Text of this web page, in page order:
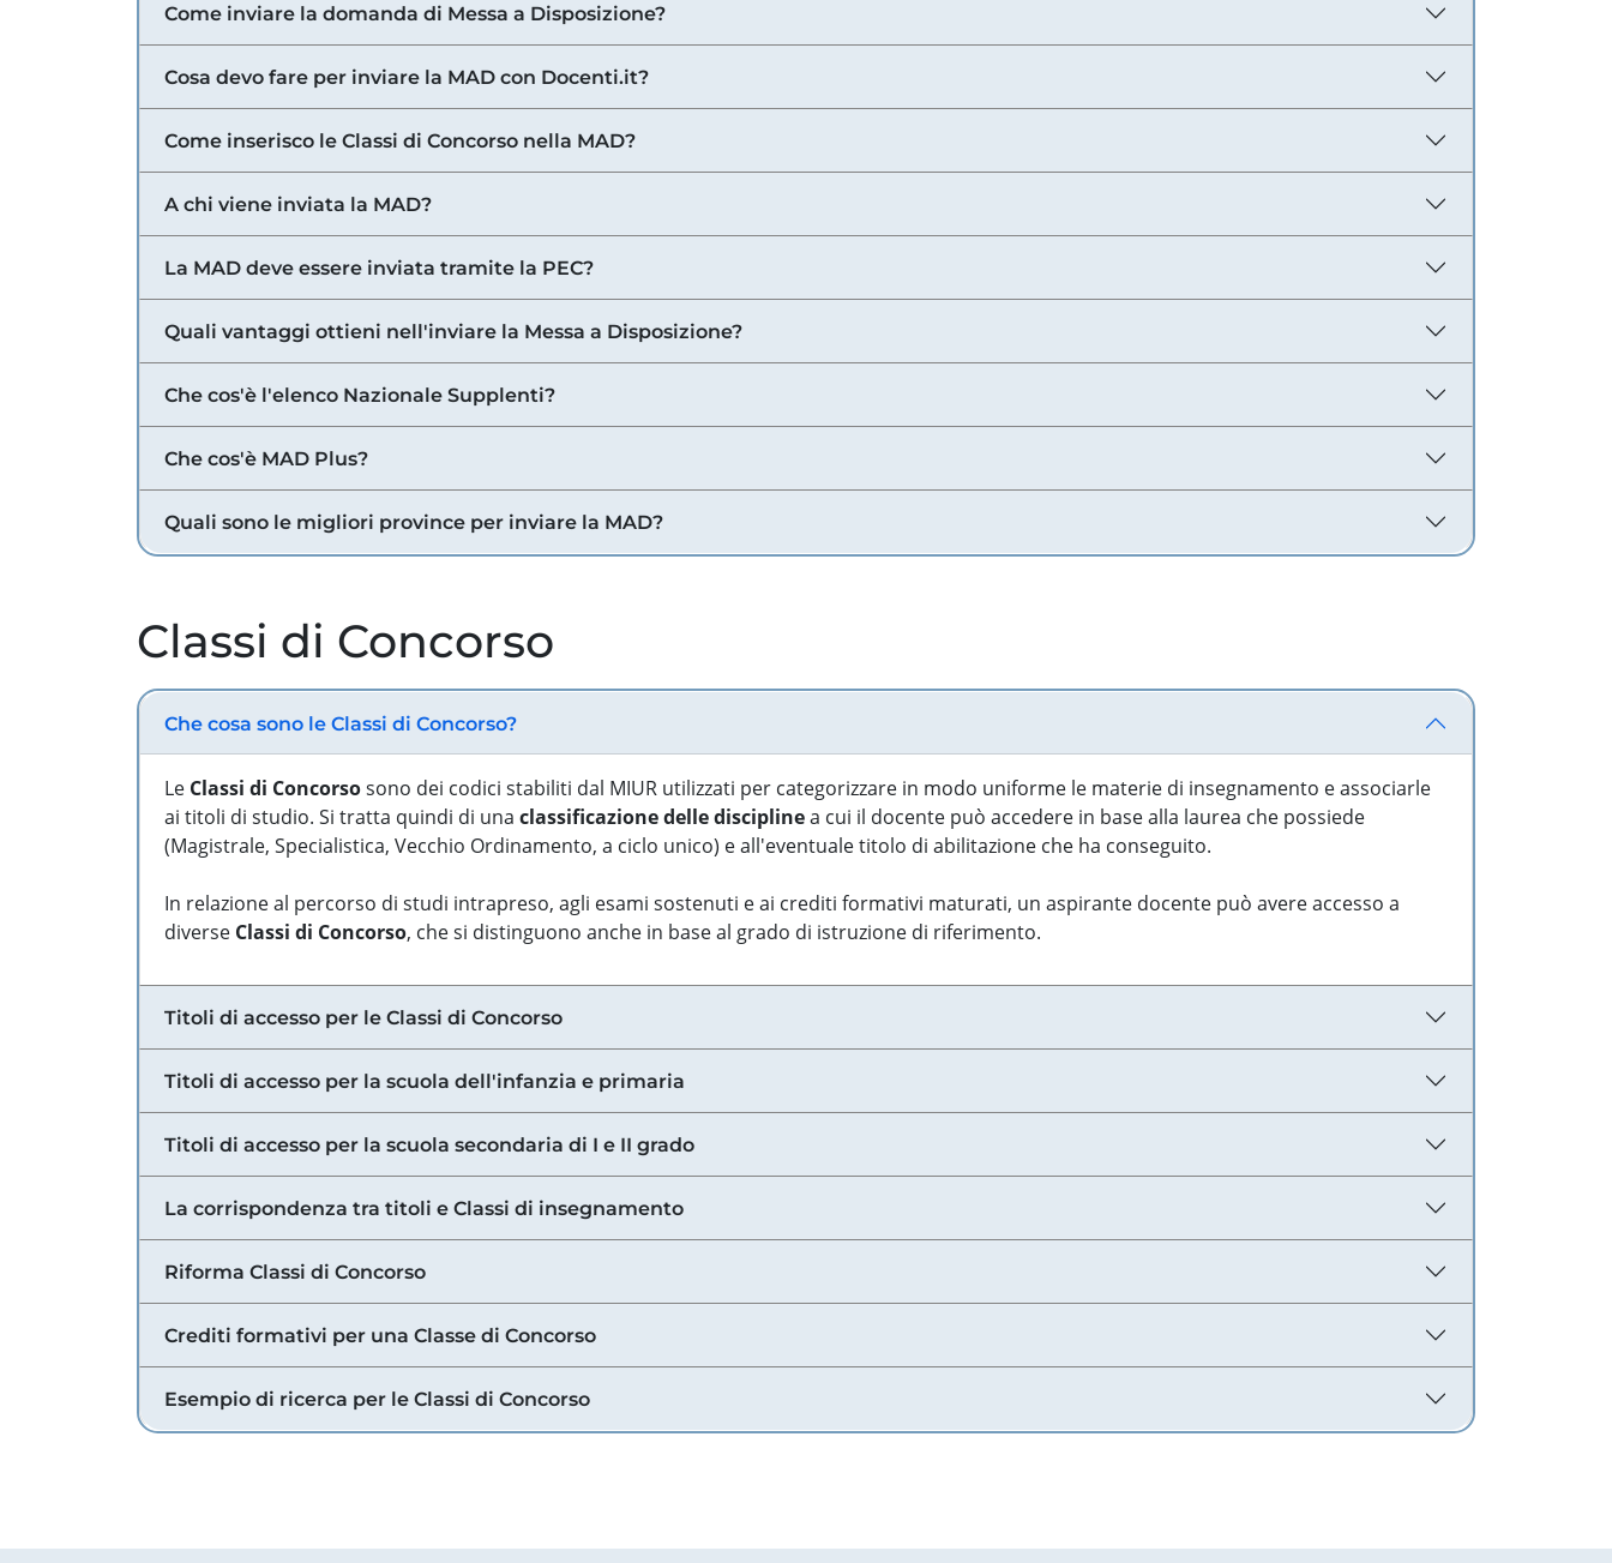
Come inviare la domanda di Messa a Disposizione?
Cosa devo fare per inviare la MAD con Docenti.it?
Come inserisco le Classi di Concorso nella MAD?
A chi viene inviata la MAD?
La MAD deve essere inviata tramite la PEC?
Quali vantaggi ottieni nell'inviare la Messa a Disposizione?
Che cos'è l'elenco Nazionale Supplenti?
Che cos'è MAD Plus?
Quali sono le migliori province per inviare la MAD?
Classi di Concorso
Che cosa sono le Classi di Concorso?
Le Classi di Concorsosono dei codici stabiliti dal MIUR utilizzati per categorizzare in modo uniforme le materie di insegnamento e associarle
ai titoli di studio. Si tratta quindi di una classificazione delle disciplinea cui il docente può accedere in base alla laurea che possiede
(Magistrale, Specialistica, Vecchio Ordinamento, a ciclo unico) e all'eventuale titolo di abilitazione che ha conseguito.
In relazione al percorso di studi intrapreso, agli esami sostenuti e ai crediti formativi maturati, un aspirante docente può avere accesso a
diverse Classi di Concorso, che si distinguono anche in base al grado di istruzione di riferimento.
Titoli di accesso per le Classi di Concorso
Titoli di accesso per la scuola dell'infanzia e primaria
Titoli di accesso per la scuola secondaria di I e II grado
La corrispondenza tra titoli e Classi di insegnamento
Riforma Classi di Concorso
Crediti formativi per una Classe di Concorso
Esempio di ricerca per le Classi di Concorso